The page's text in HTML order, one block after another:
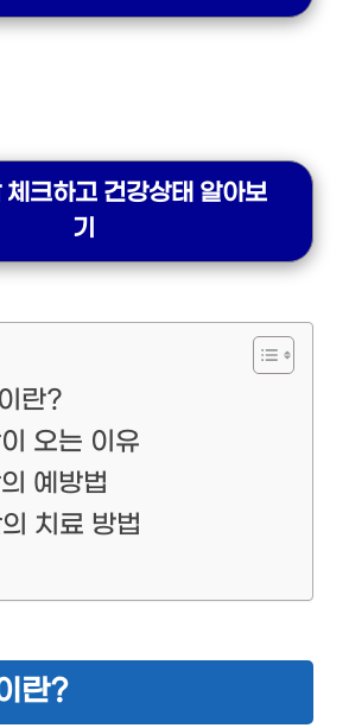
크하고 건강상태 알아보
기
란?
오는 이유
예방법
치료 방법
란?